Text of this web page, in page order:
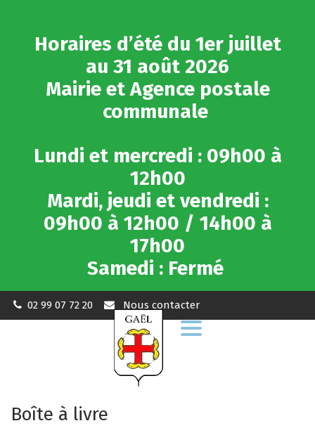
Horaires d’été du 1er juillet
au 31 août 2026
Mairie et Agence postale
communale
Lundi et mercredi : 09h00 à
12h00
Mardi, jeudi et vendredi :
09h00 à 12h00 / 14h00 à
17h00
Samedi : Fermé
02 99 07 72 20 Nous contacter
Aller
Boîte à livre